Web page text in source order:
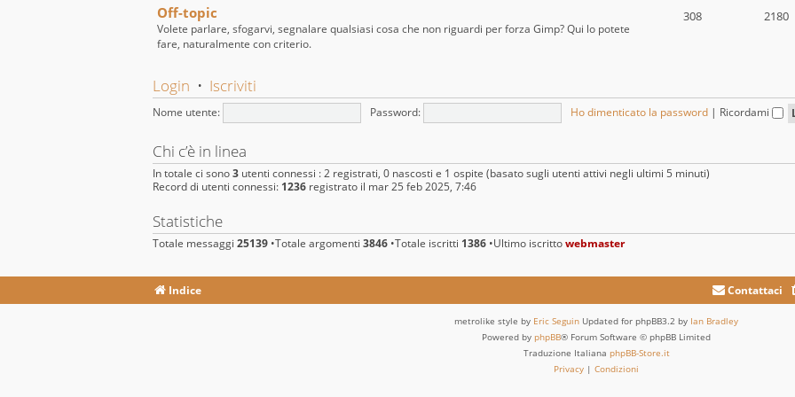
Off-topic
Volete parlare, sfogarvi, segnalare qualsiasi cosa che non riguardi per forza Gimp? Qui lo potete
fare, naturalmente con criterio.
308 2180
Login • Iscriviti
Nome utente: Password: Ho dimenticato la password | Ricordami
Chi c’è in linea
In totale ci sono3 utenti connessi : 2 registrati, 0 nascosti e 1 ospite (basato sugli utenti attivi negli ultimi 5 minuti)
Record di utenti connessi: 1236 registrato il mar 25 feb 2025, 7:46
Statistiche
Totale messaggi 25139 •Totale argomenti 3846 •Totale iscritti 1386 •Ultimo iscrittowebmaster
Indice Contattaci
metrolike style by Eric Seguin Updated for phpBB3.2 by Ian Bradley
Powered by phpBB® Forum Software © phpBB Limited
Traduzione Italiana phpBB-Store.it
Privacy | Condizioni